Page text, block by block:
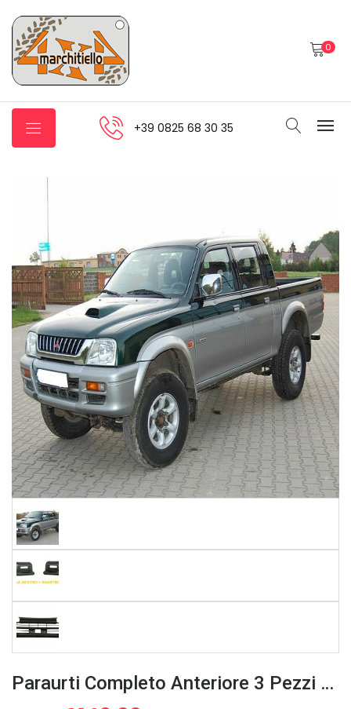
0
+39 0825 68 30 35
Paraurti Completo Anteriore 3 Pezzi Mitsubishi L200 K74 99 >01